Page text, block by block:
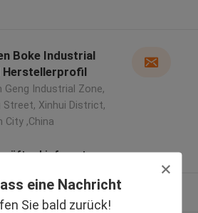
eine Nachricht
Sie bald zurück!
Boke Industrial
Herstellerprofil
Geng Industrial Zone,
Street, Xinhui District,
City ,China
Lieferant
Sie mehr an